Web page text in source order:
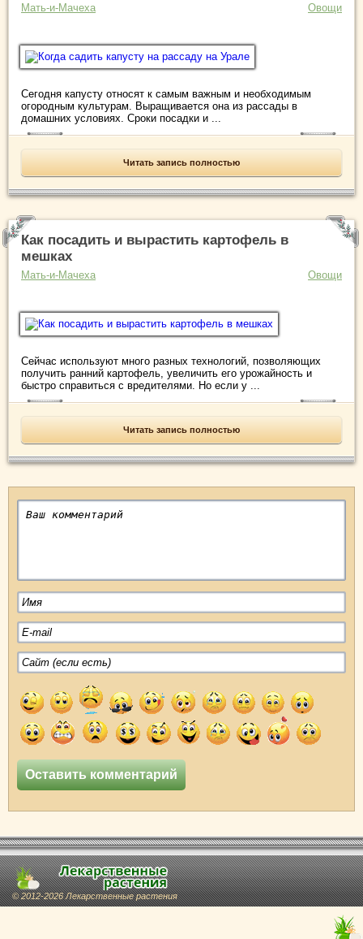
Мать-и-Мачеха Овощи
Сегодня капусту относят к самым важным и необходимым
огородным культурам. Выращивается она из рассады в
домашних условиях. Сроки посадки и ...
Читать запись полностью
Как посадить и вырастить картофель в
мешках
Мать-и-Мачеха Овощи
Сейчас используют много разных технологий, позволяющих
получить ранний картофель, увеличить его урожайность и
быстро справиться с вредителями. Но если у ...
Читать запись полностью
© 2012-2026 Лекарственные растения